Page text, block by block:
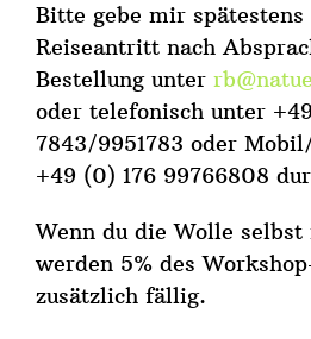
Bitte gebe mir spätestens
Reiseantritt nach
Bestellung unter
oder telefonisch unter
7843/9951783 oder
+49 (0) 176 99766808
Wenn du die Wolle
werden 5% des
zusätzlich fällig.